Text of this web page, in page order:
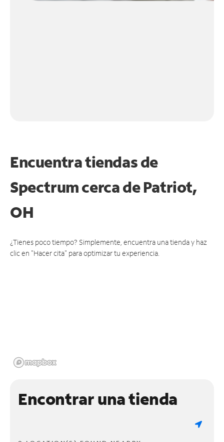
Encuentra tiendas de
Spectrum cerca dePatriot,
OH
¿Tienes poco tiempo? Simplemente, encuentra una tienda y haz
clic en "Hacer cita" para optimizar tu experiencia.
Encontrar una tienda